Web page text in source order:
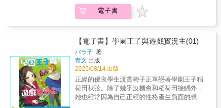
學校的棒球部。在那裡，他們學到了什麼？那
是各間學校風格鮮明、各具特色的高中棒球真
這就是高中棒球的真實面貌與它的魅力所在！
電子書
【電子書】學園王子與遊戲實況主(01)
バラ子 著
青文 出版
2025/08/14 出版
正經的優良學生渡貫梅子正單戀著學園王子稻
荷田秋弦。除了幾乎沒機會和稻荷田接觸外，
她也經常因為自己正經的性格產生負面的想